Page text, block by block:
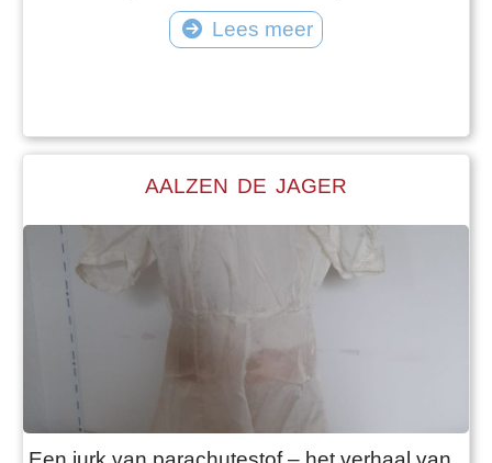
Jannie, Maaike, Anneke en Joost. Helaas
kwam zijn broer Joost op 17-jarige leeftijd om
boerenarbeider bij verschillende boeren en
Lees meer
AALZEN DE JAGER